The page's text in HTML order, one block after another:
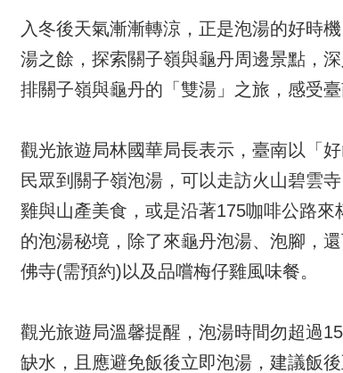
入冬後天氣漸漸轉涼，正是泡湯的好時
湯之餘，探索關子嶺與龜丹周邊景點，
排關子嶺與龜丹的「雙湯」之旅，感受臺
觀光旅遊局林國華局長表示，臺南以「
民眾到關子嶺泡湯，可以走訪火山碧雲
雞與山產美食，或是沿著175咖啡公路
的泡湯秘境，除了來龜丹泡湯、泡腳，
佛寺(需預約)以及品嚐梅仔雞風味餐。
觀光旅遊局溫馨提醒，泡湯時間勿超過
缺水，且應避免飯後立即泡湯，建議飯